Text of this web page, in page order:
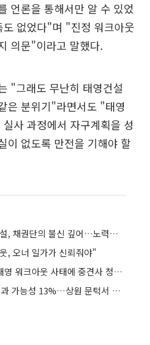
언론을 통해서만 알 수 있었
없었다"며 "진정 워크아웃
의문"이라고 말했다.
"그래도 무난히 태영건설
은 분위기"라면서도 "태영
사 과정에서 자구계획을 성
이 없도록 만전을 기해야 할
이복현 금감원장 “태영건설, 채권단의 불신 깊어…노력으로 믿음 줘야”
, 오너 일가가 신뢰줘야"
“대형사 아니면 외면”…태영 워크아웃 사태에 중견사 청약 물량 ‘된서리’
美 클래리티 법안 연내 통과 가능성 13%…상원 문턱서 제동